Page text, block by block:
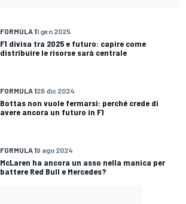
FORMULA 11 gen 2025
F1 divisa tra 2025 e futuro: capire come
distribuire le risorse sarà centrale
FORMULA 126 dic 2024
Bottas non vuole fermarsi: perché crede di
avere ancora un futuro in F1
FORMULA 19 ago 2024
McLaren ha ancora un asso nella manica per
battere Red Bull e Mercedes?